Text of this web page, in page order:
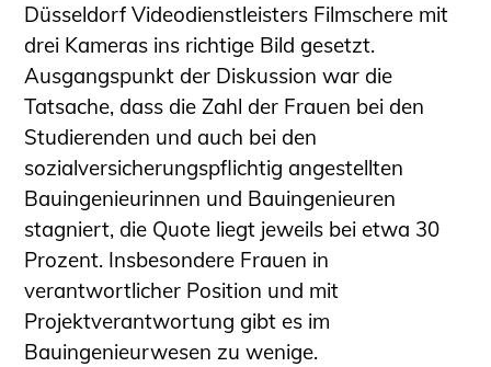
Impressum
Datenschutz
Ingenieurakademie West
Düsseldorf Videodienstleisters Filmschere mit
drei Kameras ins richtige Bild gesetzt.
Ausgangspunkt der Diskussion war die
Tatsache, dass die Zahl der Frauen bei den
Studierenden und auch bei den
sozialversicherungspflichtig angestellten
Bauingenieurinnen und Bauingenieuren
stagniert, die Quote liegt jeweils bei etwa 30
Prozent. Insbesondere Frauen in
verantwortlicher Position und mit
Projektverantwortung gibt es im
Bauingenieurwesen zu wenige.